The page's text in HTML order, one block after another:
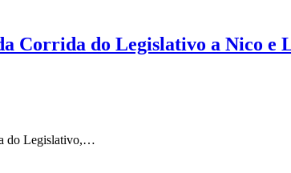
Corrida do Legislativo a Nico e
do Legislativo,…